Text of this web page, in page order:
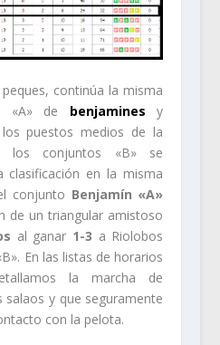
continúa la misma
«A» de benjamines y
los puestos medios de la
los conjuntos «B» se
clasificación en la misma
conjunto Benjamín «A»
de un triangular amistoso
al ganar 1-3 a Riolobos
En las listas de horarios
la marcha de
salaos y que seguramente
con la pelota.